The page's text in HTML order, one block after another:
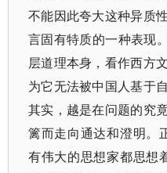
不能因此夸大这种异质
言固有特质的一种表现
层道理本身，看作西方
为它无法被中国人基于
其实，越是在问题的究
篱而走向通达和澄明。
有伟大的思想家都思想